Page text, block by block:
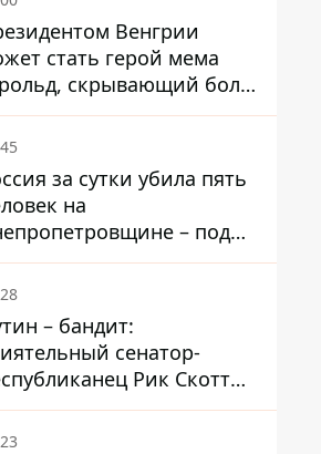
Венгрии
стать герой мема
скрывающий боль
возглавил народное
за сутки убила пять
на
– под
оказались пять
области
– бандит:
сенатор-
Рик Скотт
Конгресс привлечь
к ответственности за